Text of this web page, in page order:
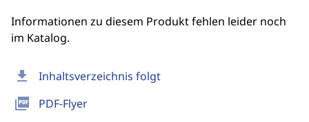
download Inhaltsverzeichnis folgt
picture_as_pdf PDF-Flyer
Informationen zu diesem Produkt fehlen leider noch
im Katalog.